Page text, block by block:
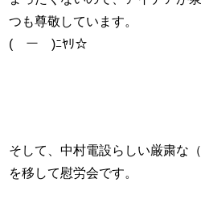
つも尊敬しています。
(￣ー￣)ﾆﾔﾘ☆
そして、中村電設らしい厳粛な
を移して慰労会です。